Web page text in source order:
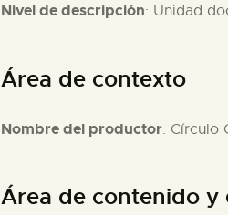
Nivel de descripción: Unidad
Área de contexto
Nombre del productor: Círculo
Área de contenido y